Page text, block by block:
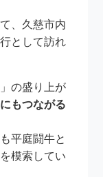
、久慈市内
として訪れ
の盛り上が
もつながる
平庭闘牛と
模索してい